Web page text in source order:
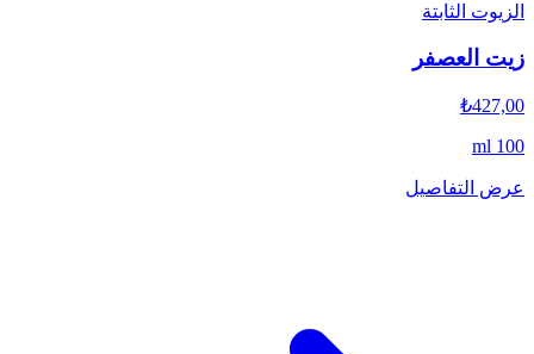
الزيوت الثابتة
زيت العصفر
₺427,00
100 ml
عرض التفاصيل